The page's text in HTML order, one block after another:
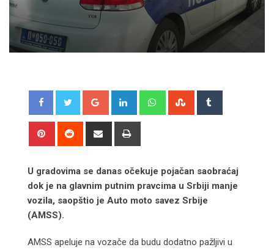
Google+ LinkedIn WhatsappStumbleUpon
Pinterest Reddit
Share
U gradovima se danas očekuje pojačan saobraćaj
dok je na glavnim putnim pravcima u Srbiji manje
vozila, saopštio je Auto moto savez Srbije
(AMSS).
AMSS apeluje na vozače da budu dodatno pažljivi u